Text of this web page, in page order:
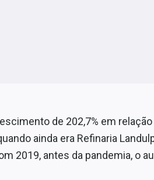
de 202,7% em
ainda era Refinaria
2019, antes da pandemia, o